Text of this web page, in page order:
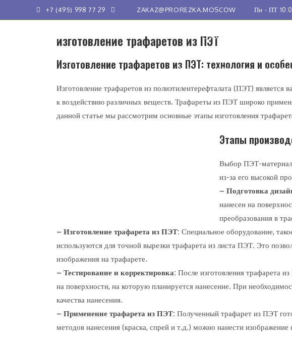
+7 (495) 998 77 29 ZAKAZ@PROREZKA.MOSCOW Пн - ПТ
ПЛОТТЕРНАЯ РЕЗКА
ПРОДАЖА СТАНКОВ
изготовление трафаретов из ПЭТ
Изготовление трафаретов из ПЭТ: технология и
Изготовление трафаретов из полиэтилентерефталата (ПЭТ)
к воздействию различных веществ. Трафареты из ПЭТ широко
данной статье мы рассмотрим основные этапы изготовления
Этапы
Выбор ПЭТ-
из-за его высокой
– Подготовка
нанесен на
преобразования в
– Изготовление трафарета из ПЭТ: Специальное оборудование,
используются для точной вырезки трафарета из листа ПЭТ. Это
изображения на трафарете.
– Тестирование и корректировка: После изготовления трафарета
на поверхности, на которую планируется нанесение. При
качества нанесения.
– Применение трафарета из ПЭТ: Полученный трафарет из ПЭТ
методов нанесения (краска, спрей и т.д.) можно нанести